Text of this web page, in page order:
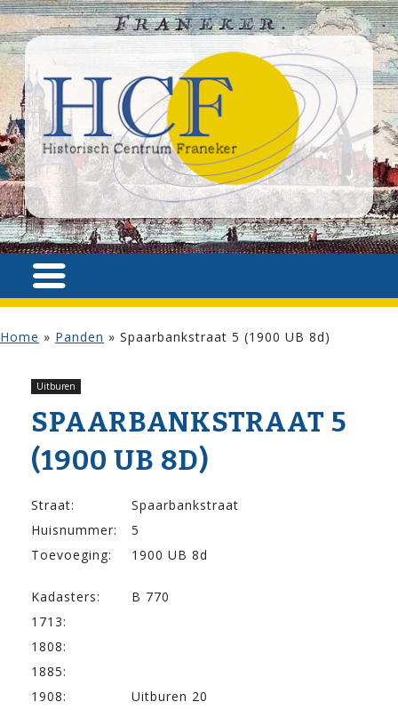
Home » Panden » Spaarbankstraat 5 (1900 UB 8d)
Uitburen
SPAARBANK­STRAAT 5
(1900 UB 8D)
Straat:
Spaarbankstraat
Huisnummer:
5
Toevoeging:
1900 UB 8d
Kadasters:
B 770
1713:
1808:
1885:
1908:
Uitburen 20